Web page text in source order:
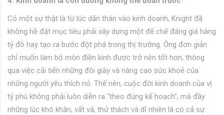
Có một sự thật là từ lúc dấn thân vào kinh doanh, Knight đã
không hề đặt mục tiêu phải xây dựng một đế chế đáng giá hàng
tỷ đô hay tạo ra bước đột phá trong thị trường. Ông đơn giản
chỉ muốn làm bộ môn điền kinh được trở nên tốt hơn, thông
qua việc cải tiến những đôi giày và nâng cao sức khoẻ của
những người yêu thích nó. Thế nên, cuộc đời kinh doanh của vị
tỷ phú không phải luôn diễn ra “theo đúng kế hoạch”, mà đầy
những lúc khó khăn, vất vả, thử thách và dĩ nhiên là có cả sự